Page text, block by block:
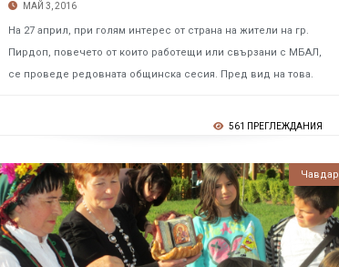
МАЙ 3, 2016
На 27 април, при голям интерес от страна на жители на гр.
Пирдоп, повечето от които работещи или свързани с МБАЛ,
се проведе редовната общинска сесия. Пред вид на това.
561 ПРЕГЛЕЖДАНИЯ
Чавдар